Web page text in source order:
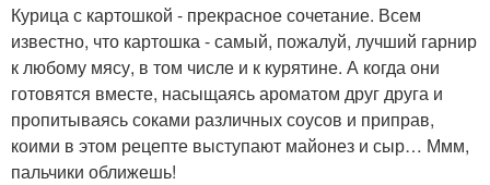
Курица с картошкой - прекрасное сочетание. Всем
известно, что картошка - самый, пожалуй, лучший гарнир
к любому мясу, в том числе и к курятине. А когда они
готовятся вместе, насыщаясь ароматом друг друга и
пропитываясь соками различных соусов и приправ,
коими в этом рецепте выступают майонез и сыр… Ммм,
пальчики оближешь!